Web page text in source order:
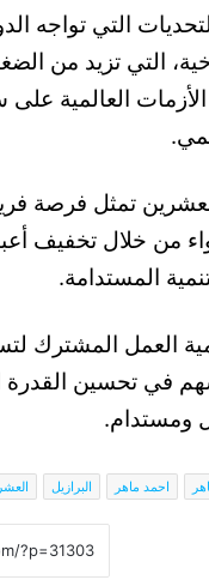
التي تواجه
التي تزيد من
الأزمات العالمية
تمثل فرصة
من خلال تخفيف
المستدامة.
العمل المشترك
في تحسين القدرة
ومستدام.
احمد ماهر البرازيل